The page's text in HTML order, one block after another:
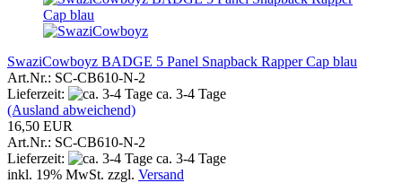
SwaziCowboyz BADGE 5 Panel Snapback Rapper Cap blau
Art.Nr.: SC-CB610-N-2
Lieferzeit:
ca. 3-4 Tage
(Ausland abweichend)
16,50 EUR
Art.Nr.: SC-CB610-N-2
Lieferzeit:
ca. 3-4 Tage
inkl. 19% MwSt. zzgl. Versand